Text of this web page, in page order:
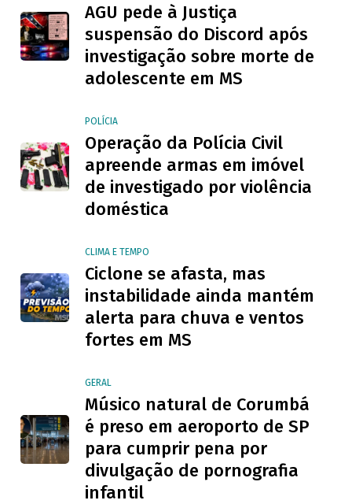
AGU pede à Justiça
suspensão do Discord após
investigação sobre morte de
adolescente em MS
POLÍCIA
Operação da Polícia Civil
apreende armas em imóvel
de investigado por violência
doméstica
CLIMA E TEMPO
Ciclone se afasta, mas
instabilidade ainda mantém
alerta para chuva e ventos
fortes em MS
GERAL
Músico natural de Corumbá
é preso em aeroporto de SP
para cumprir pena por
divulgação de pornografia
infantil